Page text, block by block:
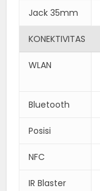
Jack 35mm
KONEKTIVITAS
WLAN
Bluetooth
Posisi
NFC
IR Blaster